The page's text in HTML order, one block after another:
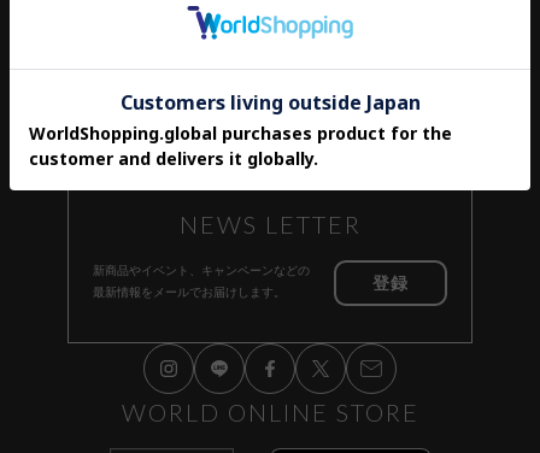
ITEM
WALLET
OTHERSALE
NEWS LETTER
新商品やイベント、キャンペーンなどの
最新情報をメールでお届けします。
登録
WORLD ONLINE STORE